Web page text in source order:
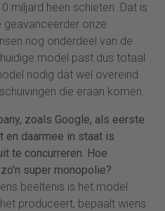
miljard heen schieten. Dat is
geavanceerder onze
nog onderdeel van de
model past dus totaal
nodig dat wel overeind
die eraan komen.
zoals Google, als eerste
daarmee in staat is
te concurreren. Hoe
super monopolie?
beeltenis is het model
produceert, bepaalt wiens